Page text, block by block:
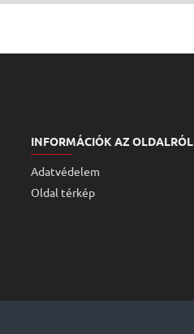
INFORMÁCIÓK AZ OLDALRÓL
Adatvédelem
Oldal térkép